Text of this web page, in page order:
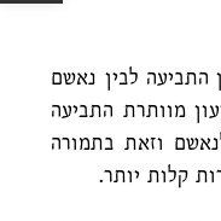
התביעה לבין נאשם
מוותרת התביעה
וזאת בתמורה
קלות יותר.